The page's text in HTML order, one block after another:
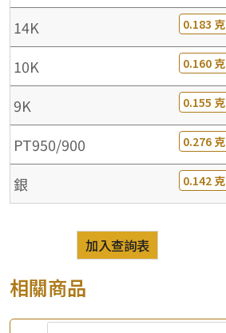
14K 0.183 克
10K 0.160 克
9K 0.155 克
PT950/900 0.276 克
銀 0.142 克
加入查詢表
相關商品